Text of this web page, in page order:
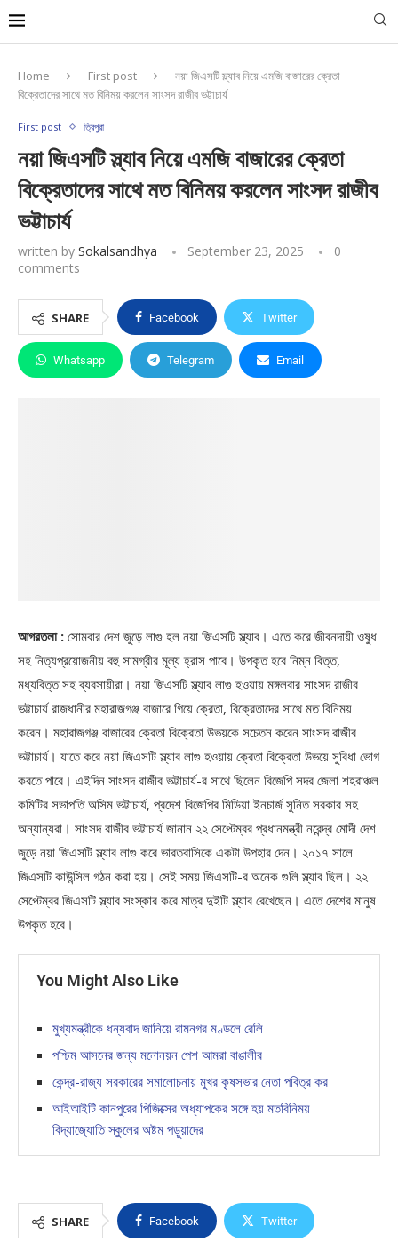
Home First post
নয়া জিএসটি স্ল্যাব নিয়ে এমজি বাজারের ক্রেতা
বিক্রেতাদের সাথে মত বিনিময় করলেন সাংসদ রাজীব ভট্টাচার্য
First post ত্রিপুরা
নয়া জিএসটি স্ল্যাব নিয়ে এমজি বাজারের ক্রেতা
বিক্রেতাদের সাথে মত বিনিময় করলেন সাংসদ রাজীব
ভট্টাচার্য
written by Sokalsandhya September 23, 2025
0
comments
SHARE Facebook Twitter
Whatsapp Telegram Email
আগরতলা : সোমবার দেশ জুড়ে লাগু হল নয়া জিএসটি স্ল্যাব। এতে করে জীবনদায়ী ওষুধ
সহ নিত্যপ্রয়োজনীয় বহু সামগ্রীর মূল্য হ্রাস পাবে। উপকৃত হবে নিম্ন বিত্ত,
মধ্যবিত্ত সহ ব্যবসায়ীরা। নয়া জিএসটি স্ল্যাব লাগু হওয়ায় মঙ্গলবার সাংসদ রাজীব
ভট্টাচার্য রাজধানীর মহারাজগঞ্জ বাজারে গিয়ে ক্রেতা, বিক্রেতাদের সাথে মত বিনিময়
করেন। মহারাজগঞ্জ বাজারের ক্রেতা বিক্রেতা উভয়কে সচেতন করেন সাংসদ রাজীব
ভট্টাচার্য। যাতে করে নয়া জিএসটি স্ল্যাব লাগু হওয়ায় ক্রেতা বিক্রেতা উভয়ে সুবিধা ভোগ
করতে পারে। এইদিন সাংসদ রাজীব ভট্টাচার্য-র সাথে ছিলেন বিজেপি সদর জেলা শহরাঞ্চল
কমিটির সভাপতি অসিম ভট্টাচার্য, প্রদেশ বিজেপির মিডিয়া ইনচার্জ সুনিত সরকার সহ
অন্যান্যরা। সাংসদ রাজীব ভট্টাচার্য জানান ২২ সেপ্টেম্বর প্রধানমন্ত্রী নরেন্দ্র মোদী দেশ
জুড়ে নয়া জিএসটি স্ল্যাব লাগু করে ভারতবাসিকে একটা উপহার দেন। ২০১৭ সালে
জিএসটি কাউন্সিল গঠন করা হয়। সেই সময় জিএসটি-র অনেক গুলি স্ল্যাব ছিল। ২২
সেপ্টেম্বর জিএসটি স্ল্যাব সংস্কার করে মাত্র দুইটি স্ল্যাব রেখেছেন। এতে দেশের মানুষ
উপকৃত হবে।
You Might Also Like
মুখ্যমন্ত্রীকে ধন্যবাদ জানিয়ে রামনগর মণ্ডলে রেলি
পশ্চিম আসনের জন্য মনোনয়ন পেশ আমরা বাঙালীর
কেন্দ্র-রাজ্য সরকারের সমালোচনায় মুখর কৃষসভার নেতা পবিত্র কর
আইআইটি কানপুরের পিজিক্সের অধ্যাপকের সঙ্গে হয় মতবিনিময়
বিদ্যাজ্যোতি স্কুলের অষ্টম পড়ুয়াদের
SHARE Facebook Twitter